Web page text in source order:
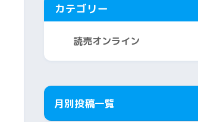
カテゴリー
読売オンライン
月別投稿一覧